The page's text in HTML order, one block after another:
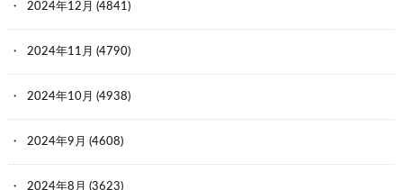
2024年12月 (4841)
2024年11月 (4790)
2024年10月 (4938)
2024年9月 (4608)
2024年8月 (3623)